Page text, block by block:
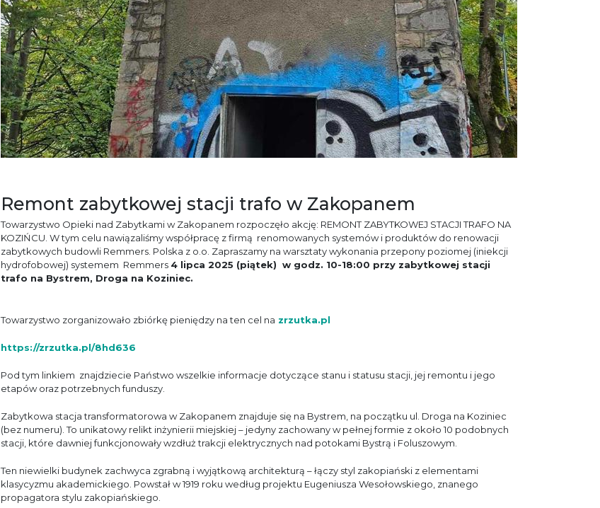
Remont zabytkowej stacji trafo w Zakopanem
Towarzystwo Opieki nad Zabytkami w Zakopanem rozpoczęło akcję: REMONT ZABYTKOWEJ STACJI TRAFO NA
KOZIŃCU. W tym celu nawiązaliśmy współpracę z firmą renomowanych systemów i produktów do renowacji
zabytkowych budowli Remmers. Polska z o.o. Zapraszamy na warsztaty wykonania przepony poziomej (iniekcji
hydrofobowej) systemem Remmers 4 lipca 2025 (piątek) w godz. 10-18:00 przy zabytkowej stacji
trafo na Bystrem, Droga na Koziniec.
Towarzystwo zorganizowało zbiórkę pieniędzy na ten cel na zrzutka.pl
https://zrzutka.pl/8hd636
Pod tym linkiem znajdziecie Państwo wszelkie informacje dotyczące stanu i statusu stacji, jej remontu i jego
etapów oraz potrzebnych funduszy.
Zabytkowa stacja transformatorowa w Zakopanem znajduje się na Bystrem, na początku ul. Droga na Koziniec
(bez numeru). To unikatowy relikt inżynierii miejskiej – jedyny zachowany w pełnej formie z około 10 podobnych
stacji, które dawniej funkcjonowały wzdłuż trakcji elektrycznych nad potokami Bystrą i Foluszowym.
Ten niewielki budynek zachwyca zgrabną i wyjątkową architekturą – łączy styl zakopiański z elementami
klasycyzmu akademickiego. Powstał w 1919 roku według projektu Eugeniusza Wesołowskiego, znanego
propagatora stylu zakopiańskiego.